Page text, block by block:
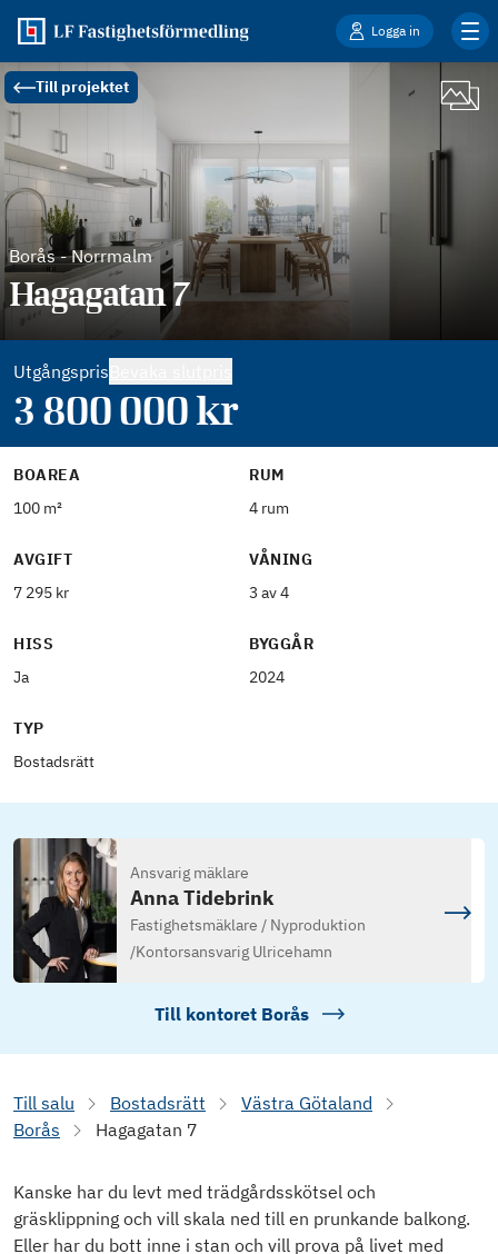
Logga in
Till projektet
Borås-Norrmalm
Hagagatan 7
Utgångspris
3 800 000kr
BOAREA
100 m²
RUM
4 rum
AVGIFT
7 295 kr
VÅNING
3 av 4
HISS
Ja
BYGGÅR
2024
TYP
Bostadsrätt
Ansvarig mäklare
Anna Tidebrink
Fastighetsmäklare / Nyproduktion
/Kontorsansvarig Ulricehamn
Till kontoret Borås
Till salu Bostadsrätt
Västra Götaland
Borås
Hagagatan 7
Kanske har du levt med trädgårdsskötsel och
gräsklippning och vill skala ned till en prunkande balkong.
Eller har du bott inne i stan och vill prova på livet med